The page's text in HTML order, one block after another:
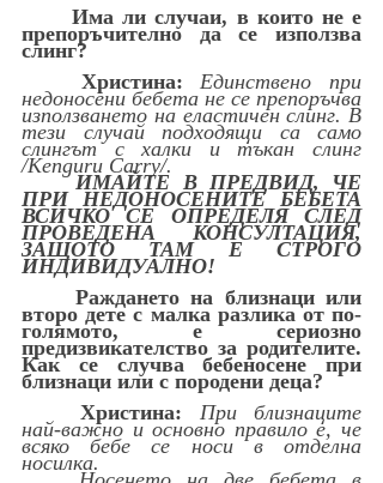
Има ли случаи, в които не е
препоръчително да се използва
слинг?
Христина:
Единствено при
недоносени бебета не се препоръчва
използването на еластичен слинг. В
тези случай подходящи са само
слингът с халки и тъкан слинг
/Kenguru Carry/.
ИМАЙТЕ В ПРЕДВИД, ЧЕ
ПРИ НЕДОНОСЕНИТЕ БЕБЕТА
ВСИЧКО СЕ ОПРЕДЕЛЯ СЛЕД
ПРОВЕДЕНА КОНСУЛТАЦИЯ,
ЗАЩОТО ТАМ Е СТРОГО
ИНДИВИДУАЛНО!
Раждането на близнаци или
второ дете с малка разлика от по-
голямото, е сериозно
предизвикателство за родителите.
Как се случва бебеносене при
близнаци или с породени деца?
Христина: При близнаците
най-важно и основно правило е, че
всяко бебе се носи в отделна
носилка.